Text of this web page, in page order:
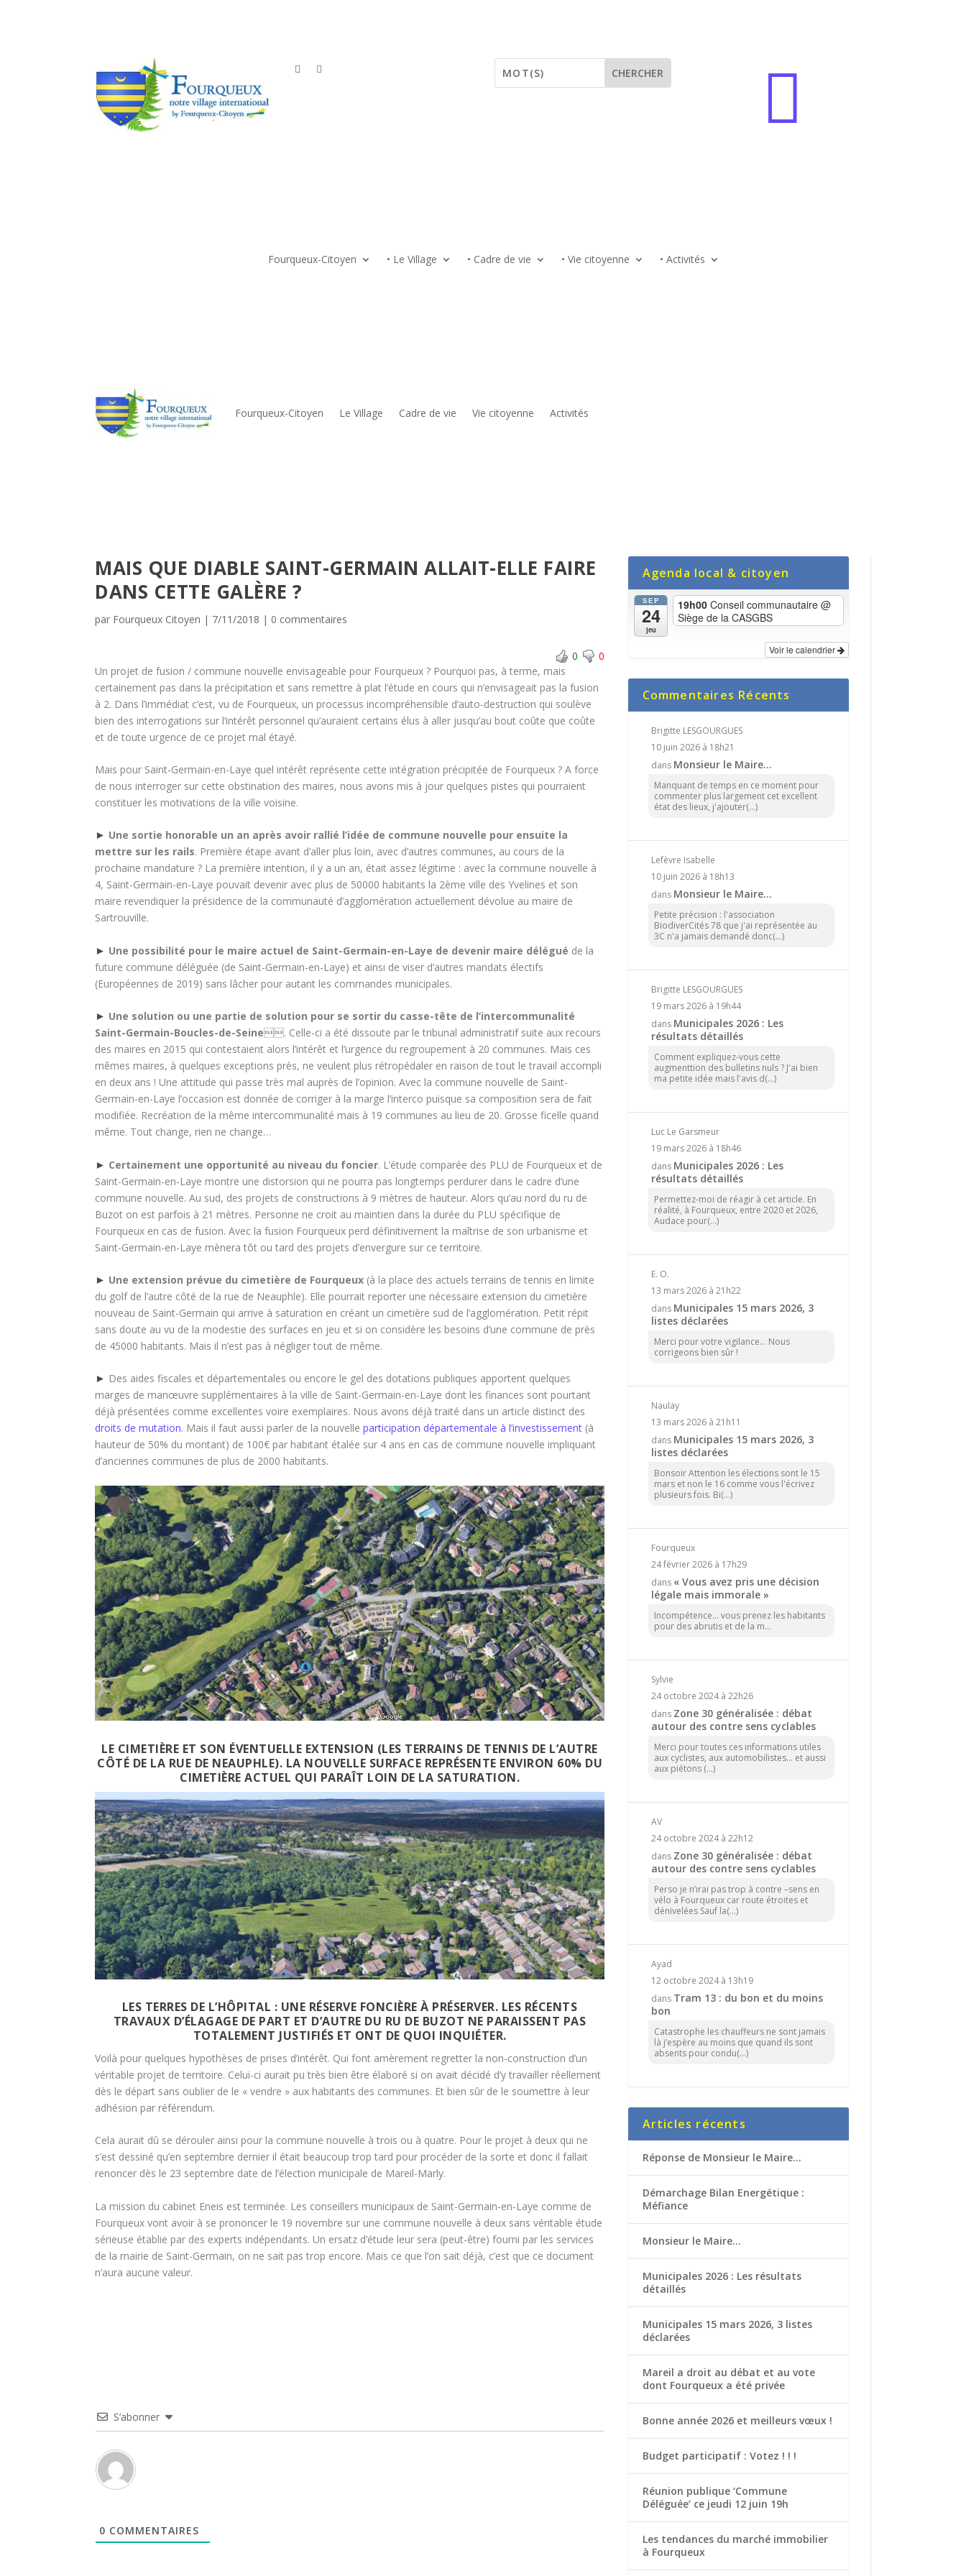
  
Fourqueux-Citoyen • Le Village • Cadre de vie • Vie citoyenne • Activités
Fourqueux-Citoyen Le Village Cadre de vie Vie citoyenne Activités
MAIS QUE DIABLE SAINT-GERMAIN ALLAIT-ELLE FAIRE
DANS CETTE GALÈRE ?
par Fourqueux Citoyen | 7/11/2018 | 0 commentaires
0
0
Un projet de fusion / commune nouvelle envisageable pour Fourqueux ? Pourquoi pas, à terme, mais
certainement pas dans la précipitation et sans remettre à plat l’étude en cours qui n’envisageait pas la fusion
à 2. Dans l’immédiat c’est, vu de Fourqueux, un processus incompréhensible d’auto-destruction qui soulève
bien des interrogations sur l’intérêt personnel qu’auraient certains élus à aller jusqu’au bout coûte que coûte
et de toute urgence de ce projet mal étayé.
Mais pour Saint-Germain-en-Laye quel intérêt représente cette intégration précipitée de Fourqueux ? A force
de nous interroger sur cette obstination des maires, nous avons mis à jour quelques pistes qui pourraient
constituer les motivations de la ville voisine.
► Une sortie honorable un an après avoir rallié l’idée de commune nouvelle pour ensuite la
mettre sur les rails. Première étape avant d’aller plus loin, avec d’autres communes, au cours de la
prochaine mandature ? La première intention, il y a un an, était assez légitime : avec la commune nouvelle à
4, Saint-Germain-en-Laye pouvait devenir avec plus de 50000 habitants la 2ème ville des Yvelines et son
maire revendiquer la présidence de la communauté d’agglomération actuellement dévolue au maire de
Sartrouville.
► Une possibilité pour le maire actuel de Saint-Germain-en-Laye de devenir maire délégué de la
future commune déléguée (de Saint-Germain-en-Laye) et ainsi de viser d’autres mandats électifs
(Européennes de 2019) sans lâcher pour autant les commandes municipales.
► Une solution ou une partie de solution pour se sortir du casse-tête de l’intercommunalité
Saint-Germain-Boucles-de-Seine. Celle-ci a été dissoute par le tribunal administratif suite aux recours
des maires en 2015 qui contestaient alors l’intérêt et l’urgence du regroupement à 20 communes. Mais ces
mêmes maires, à quelques exceptions près, ne veulent plus rétropédaler en raison de tout le travail accompli
en deux ans ! Une attitude qui passe très mal auprès de l’opinion. Avec la commune nouvelle de Saint-
Germain-en-Laye l’occasion est donnée de corriger à la marge l’interco puisque sa composition sera de fait
modifiée. Recréation de la même intercommunalité mais à 19 communes au lieu de 20. Grosse ficelle quand
même. Tout change, rien ne change…
► Certainement une opportunité au niveau du foncier. L’étude comparée des PLU de Fourqueux et de
Saint-Germain-en-Laye montre une distorsion qui ne pourra pas longtemps perdurer dans le cadre d’une
commune nouvelle. Au sud, des projets de constructions à 9 mètres de hauteur. Alors qu’au nord du ru de
Buzot on est parfois à 21 mètres. Personne ne croit au maintien dans la durée du PLU spécifique de
Fourqueux en cas de fusion. Avec la fusion Fourqueux perd définitivement la maîtrise de son urbanisme et
Saint-Germain-en-Laye mènera tôt ou tard des projets d’envergure sur ce territoire.
► Une extension prévue du cimetière de Fourqueux (à la place des actuels terrains de tennis en limite
du golf de l’autre côté de la rue de Neauphle). Elle pourrait reporter une nécessaire extension du cimetière
nouveau de Saint-Germain qui arrive à saturation en créant un cimetière sud de l’agglomération. Petit répit
sans doute au vu de la modestie des surfaces en jeu et si on considère les besoins d’une commune de près
de 45000 habitants. Mais il n’est pas à négliger tout de même.
► Des aides fiscales et départementales ou encore le gel des dotations publiques apportent quelques
marges de manœuvre supplémentaires à la ville de Saint-Germain-en-Laye dont les finances sont pourtant
déjà présentées comme excellentes voire exemplaires. Nous avons déjà traité dans un article distinct des
droits de mutation. Mais il faut aussi parler de la nouvelle participation départementale à l’investissement (à
hauteur de 50% du montant) de 100€ par habitant étalée sur 4 ans en cas de commune nouvelle impliquant
d’anciennes communes de plus de 2000 habitants.
LE CIMETIÈRE ET SON ÉVENTUELLE EXTENSION (LES TERRAINS DE TENNIS DE L’AUTRE
CÔTÉ DE LA RUE DE NEAUPHLE). LA NOUVELLE SURFACE REPRÉSENTE ENVIRON 60% DU
CIMETIÈRE ACTUEL QUI PARAÎT LOIN DE LA SATURATION.
LES TERRES DE L’HÔPITAL : UNE RÉSERVE FONCIÈRE À PRÉSERVER. LES RÉCENTS
TRAVAUX D’ÉLAGAGE DE PART ET D’AUTRE DU RU DE BUZOT NE PARAISSENT PAS
TOTALEMENT JUSTIFIÉS ET ONT DE QUOI INQUIÉTER.
Voilà pour quelques hypothèses de prises d’intérêt. Qui font amèrement regretter la non-construction d’un
véritable projet de territoire. Celui-ci aurait pu très bien être élaboré si on avait décidé d’y travailler réellement
dès le départ sans oublier de le « vendre » aux habitants des communes. Et bien sûr de le soumettre à leur
adhésion par référendum.
Cela aurait dû se dérouler ainsi pour la commune nouvelle à trois ou à quatre. Pour le projet à deux qui ne
s’est dessiné qu’en septembre dernier il était beaucoup trop tard pour procéder de la sorte et donc il fallait
renoncer dès le 23 septembre date de l’élection municipale de Mareil-Marly.
La mission du cabinet Eneis est terminée. Les conseillers municipaux de Saint-Germain-en-Laye comme de
Fourqueux vont avoir à se prononcer le 19 novembre sur une commune nouvelle à deux sans véritable étude
sérieuse établie par des experts indépendants. Un ersatz d’étude leur sera (peut-être) fourni par les services
de la mairie de Saint-Germain, on ne sait pas trop encore. Mais ce que l’on sait déjà, c’est que ce document
n’aura aucune valeur.
S’abonner
0 COMMENTAIRES
Agenda local & citoyen
SEP
24
jeu
19h00 Conseil communautaire @
Siège de la CASGBS
Voir le calendrier
Commentaires Récents
Brigitte LESGOURGUES
10 juin 2026 à 18h21
dans Monsieur le Maire…
Manquant de temps en ce moment pour
commenter plus largement cet excellent
état des lieux, j'ajouter(...)
Lefèvre Isabelle
10 juin 2026 à 18h13
dans Monsieur le Maire…
Petite précision : l'association
BiodiverCités 78 que j'ai représentée au
3C n'a jamais demandé donc(...)
Brigitte LESGOURGUES
19 mars 2026 à 19h44
dans Municipales 2026 : Les
résultats détaillés
Comment expliquez-vous cette
augmenttion des bulletins nuls ? J'ai bien
ma petite idée mais l'avis d(...)
Luc Le Garsmeur
19 mars 2026 à 18h46
dans Municipales 2026 : Les
résultats détaillés
Permettez-moi de réagir à cet article. En
réalité, à Fourqueux, entre 2020 et 2026,
Audace pour(...)
E. O.
13 mars 2026 à 21h22
dans Municipales 15 mars 2026, 3
listes déclarées
Merci pour votre vigilance... Nous
corrigeons bien sûr !
Naulay
13 mars 2026 à 21h11
dans Municipales 15 mars 2026, 3
listes déclarées
Bonsoir Attention les élections sont le 15
mars et non le 16 comme vous l'écrivez
plusieurs fois. Bi(...)
Fourqueux
24 février 2026 à 17h29
dans « Vous avez pris une décision
légale mais immorale »
Incompétence… vous prenez les habitants
pour des abrutis et de la m...
Sylvie
24 octobre 2024 à 22h26
dans Zone 30 généralisée : débat
autour des contre sens cyclables
Merci pour toutes ces informations utiles
aux cyclistes, aux automobilistes... et aussi
aux piétons (...)
AV
24 octobre 2024 à 22h12
dans Zone 30 généralisée : débat
autour des contre sens cyclables
Perso je n’irai pas trop à contre –sens en
vélo à Fourqueux car route étroites et
dénivelées Sauf la(...)
Ayad
12 octobre 2024 à 13h19
dans Tram 13 : du bon et du moins
bon
Catastrophe les chauffeurs ne sont jamais
là j’espère au moins que quand ils sont
absents pour condu(...)
Articles récents
Réponse de Monsieur le Maire…
Démarchage Bilan Energétique :
Méfiance
Monsieur le Maire…
Municipales 2026 : Les résultats
détaillés
Municipales 15 mars 2026, 3 listes
déclarées
Mareil a droit au débat et au vote
dont Fourqueux a été privée
Bonne année 2026 et meilleurs vœux !
Budget participatif : Votez ! ! !
Réunion publique ‘Commune
Déléguée’ ce jeudi 12 juin 19h
Les tendances du marché immobilier
à Fourqueux